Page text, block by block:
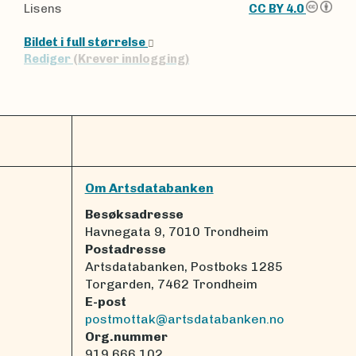
Lisens
CC BY 4.0
Bildet i full størrelse
Rediger (Krever innlogging)
Om Artsdatabanken
Besøksadresse
Havnegata 9, 7010 Trondheim
Postadresse
Artsdatabanken, Postboks 1285
Torgarden, 7462 Trondheim
E-post
postmottak@artsdatabanken.no
Org.nummer